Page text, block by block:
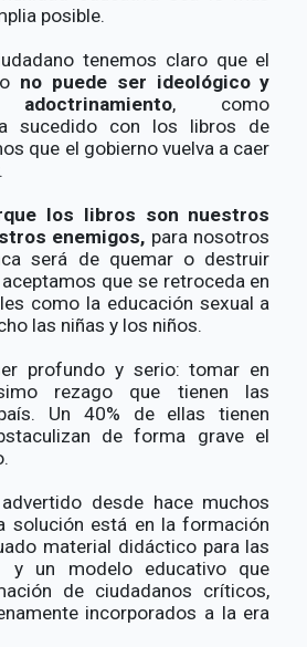
posible.
tenemos claro que el
no puede ser ideológico y
, como
sucedido con los libros de
que el gobierno vuelva a caer
los libros son nuestros
enemigos, para nosotros
será de quemar o destruir
que se retroceda en
como la educación sexual a
las niñas y los niños.
profundo y serio: tomar en
rezago que tienen las
Un 40% de ellas tienen
de forma grave el
desde hace muchos
solución está en la formación
material didáctico para las
un modelo educativo que
de ciudadanos críticos,
incorporados a la era